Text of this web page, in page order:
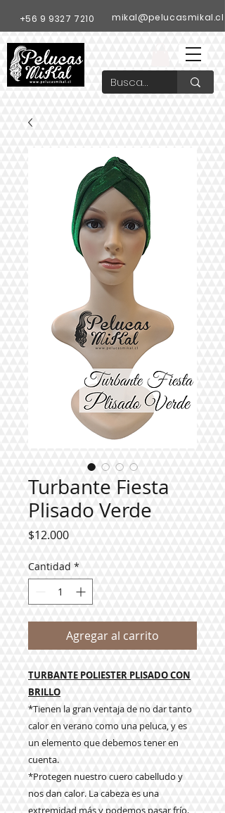
+56 9 9327 7210 mikal@pelucasmikal.cl
Turbante Fiesta
Plisado Verde
$12.000Precio
Cantidad *
Agregar al carrito
TURBANTE POLIESTER PLISADO CON
BRILLO
*Tienen la gran ventaja de no dar tanto
calor en verano como una peluca, y es
un elemento que debemos tener en
cuenta.
*Protegen nuestro cuero cabelludo y
nos dan calor. La cabeza es una